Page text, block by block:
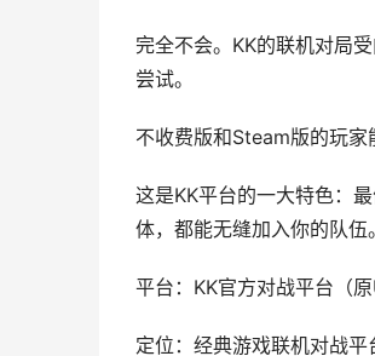
完全不会。KK的联机对局
尝试。
不收费版和Steam版的玩家
这是KK平台的一大特色：
体，都能无缝加入你的队伍。
平台：KK官方对战平台（原
定位：经典游戏联机对战